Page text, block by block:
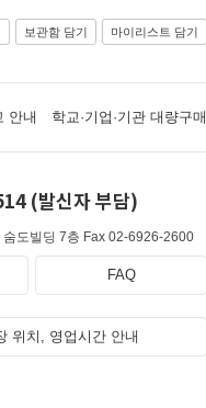
보관함 담기 마이리스트 담기
안내 학교·기업·기관 대량구매
(발신자 부담)
도빌딩 7층 Fax 02-6926-2600
FAQ
위치, 영업시간 안내